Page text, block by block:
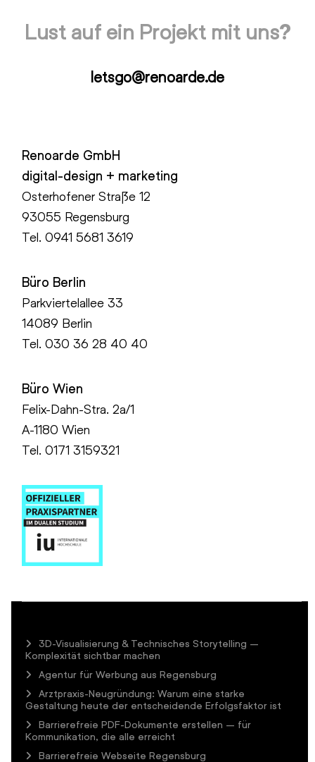
Lust auf ein Projekt mit uns?
letsgo@renoarde.de
Renoarde GmbH
digital-design + marketing
Osterhofener Straße 12
93055 Regensburg
Tel.0941 5681 3619
Büro Berlin
Parkviertelallee 33
14089 Berlin
Tel.030 36 28 40 40
Büro Wien
Felix-Dahn-Stra. 2a/1
A-1180 Wien
Tel. 0171 3159321
3D-Visualisierung & Technisches Storytelling –
Komplexität sichtbar machen
Agentur für Werbung aus Regensburg
Arztpraxis-Neugründung: Warum eine starke
Gestaltung heute der entscheidende Erfolgsfaktor ist
Barrierefreie PDF-Dokumente erstellen – für
Kommunikation, die alle erreicht
Barrierefreie Webseite Regensburg